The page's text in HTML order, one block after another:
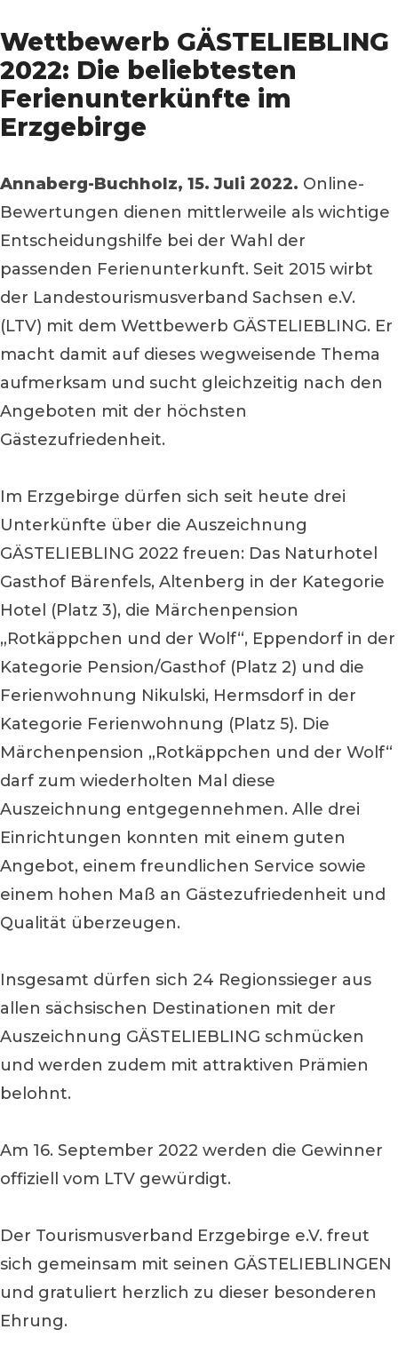
Wettbewerb GÄSTELIEBLING
2022: Die beliebtesten
Ferienunterkünfte im
Erzgebirge
Annaberg-Buchholz, 15. Juli 2022. Online-
Bewertungen dienen mittlerweile als wichtige
Entscheidungshilfe bei der Wahl der
passenden Ferienunterkunft. Seit 2015 wirbt
der Landestourismusverband Sachsen e.V.
(LTV) mit dem Wettbewerb GÄSTELIEBLING. Er
macht damit auf dieses wegweisende Thema
aufmerksam und sucht gleichzeitig nach den
Angeboten mit der höchsten
Gästezufriedenheit.
Im Erzgebirge dürfen sich seit heute drei
Unterkünfte über die Auszeichnung
GÄSTELIEBLING 2022 freuen: Das Naturhotel
Gasthof Bärenfels, Altenberg in der Kategorie
Hotel (Platz 3), die Märchenpension
„Rotkäppchen und der Wolf“, Eppendorf in der
Kategorie Pension/Gasthof (Platz 2) und die
Ferienwohnung Nikulski, Hermsdorf in der
Kategorie Ferienwohnung (Platz 5). Die
Märchenpension „Rotkäppchen und der Wolf“
darf zum wiederholten Mal diese
Auszeichnung entgegennehmen. Alle drei
Einrichtungen konnten mit einem guten
Angebot, einem freundlichen Service sowie
einem hohen Maß an Gästezufriedenheit und
Qualität überzeugen.
Insgesamt dürfen sich 24 Regionssieger aus
allen sächsischen Destinationen mit der
Auszeichnung GÄSTELIEBLING schmücken
und werden zudem mit attraktiven Prämien
belohnt.
Am 16. September 2022 werden die Gewinner
offiziell vom LTV gewürdigt.
Der Tourismusverband Erzgebirge e.V. freut
sich gemeinsam mit seinen GÄSTELIEBLINGEN
und gratuliert herzlich zu dieser besonderen
Ehrung.